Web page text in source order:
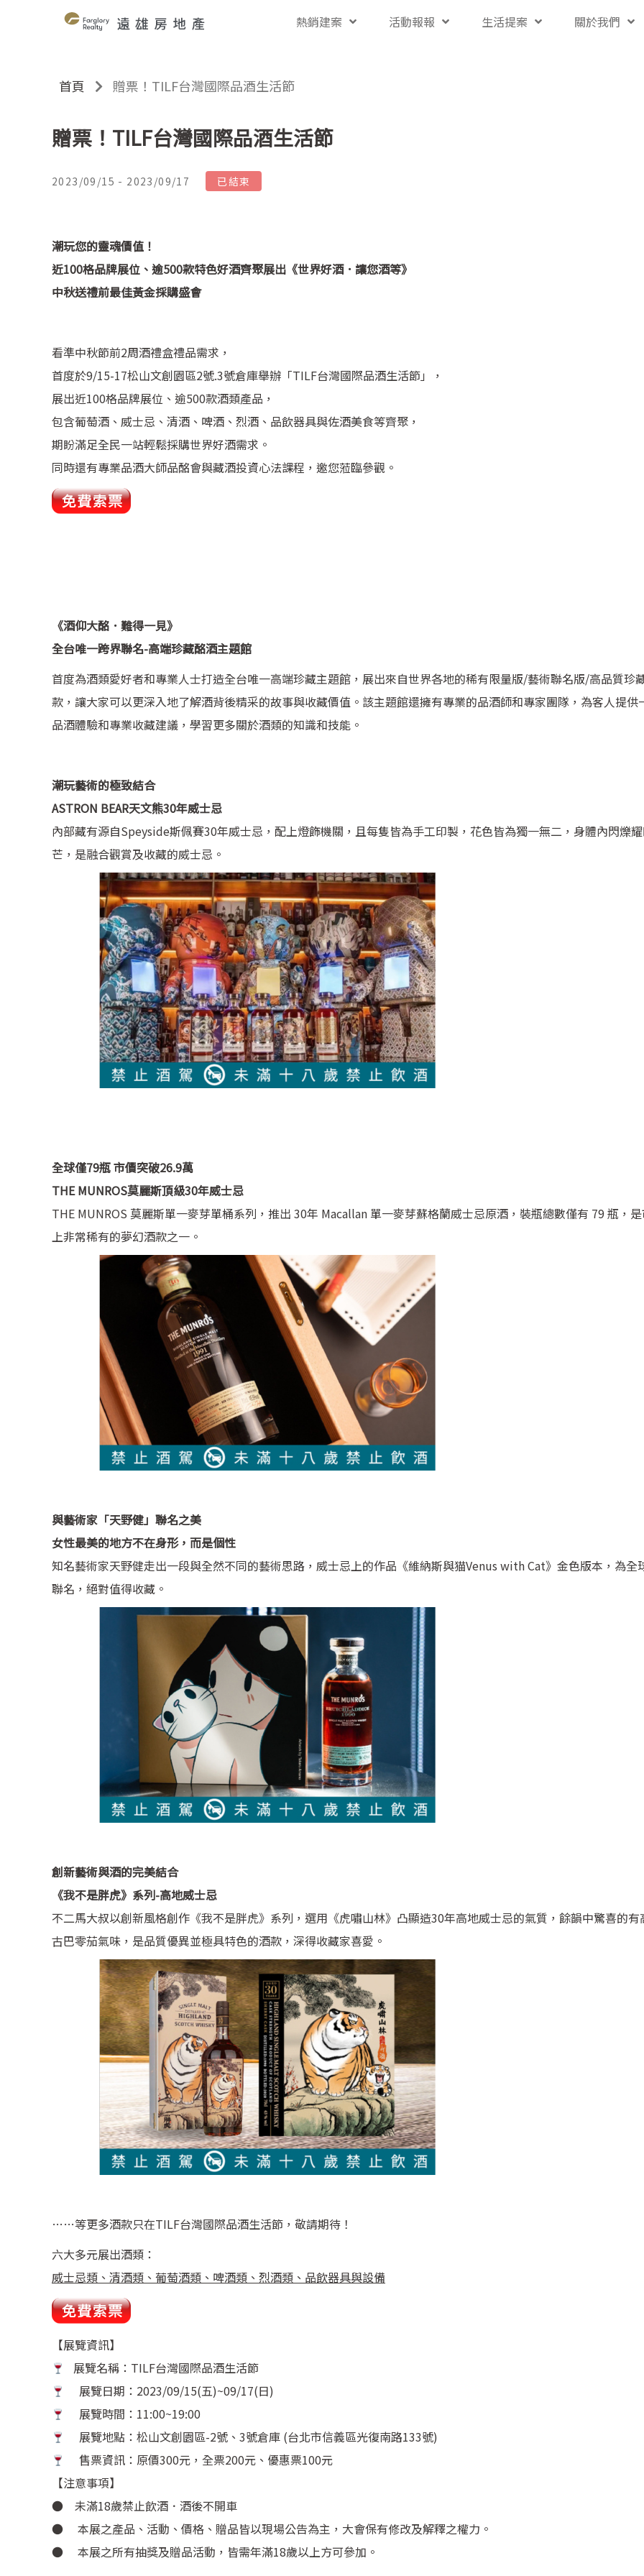
熱銷建案 活動報報 生活提案 關於我們
首頁 贈票！TILF台灣國際品酒生活節
贈票！TILF台灣國際品酒生活節
2023/09/15 - 2023/09/17 已結束
潮玩您的靈魂價值！
近100格品牌展位、逾500款特色好酒齊聚展出《世界好酒．讓您酒等》
中秋送禮前最佳黃金採購盛會
看準中秋節前2周酒禮盒禮品需求，
首度於9/15-17松山文創園區2號.3號倉庫舉辦「TILF台灣國際品酒生活節」，
展出近100格品牌展位、逾500款酒類產品，
包含葡萄酒、威士忌、清酒、啤酒、烈酒、品飲器具與佐酒美食等齊聚，
期盼滿足全民一站輕鬆採購世界好酒需求。
同時還有專業品酒大師品酩會與藏酒投資心法課程，邀您蒞臨參觀。
《酒仰大酩．難得一見》
全台唯一跨界聯名-高端珍藏酩酒主題館
首度為酒類愛好者和專業人士打造全台唯一高端珍藏主題館，展出來自世界各地的稀有限量版/藝術聯名版/高品質珍
款，讓大家可以更深入地了解酒背後精采的故事與收藏價值。該主題館還擁有專業的品酒師和專家團隊，為客人提供
品酒體驗和專業收藏建議，學習更多關於酒類的知識和技能。
潮玩藝術的極致結合
ASTRON BEAR天文熊30年威士忌
內部藏有源自Speyside斯佩賽30年威士忌，配上燈飾機關，且每隻皆為手工印製，花色皆為獨一無二，身體內閃爍
芒，是融合觀賞及收藏的威士忌。
全球僅79瓶 市價突破26.9萬
THE MUNROS莫麗斯頂級30年威士忌
THE MUNROS 莫麗斯單一麥芽單桶系列，推出 30年 Macallan 單一麥芽蘇格蘭威士忌原酒，裝瓶總數僅有 79 瓶，
上非常稀有的夢幻酒款之一。
與藝術家「天野健」聯名之美
女性最美的地方不在身形，而是個性
知名藝術家天野健走出一段與全然不同的藝術思路，威士忌上的作品《維納斯與猫Venus with Cat》金色版本，為全
聯名，絕對值得收藏。
創新藝術與酒的完美結合
《我不是胖虎》系列-高地威士忌
不二馬大叔以創新風格創作《我不是胖虎》系列，選用《虎嘯山林》凸顯造30年高地威士忌的氣質，餘韻中驚喜的有
古巴零茄氣味，是品質優異並極具特色的酒款，深得收藏家喜愛。
……等更多酒款只在TILF台灣國際品酒生活節，敬請期待！
六大多元展出酒類：
威士忌類、清酒類、葡萄酒類、啤酒類、烈酒類、品飲器具與設備
【展覽資訊】
展覽名稱：TILF台灣國際品酒生活節
展覽日期：2023/09/15(五)~09/17(日)
展覽時間：11:00~19:00
展覽地點：松山文創園區-2號、3號倉庫 (台北市信義區光復南路133號)
售票資訊：原價300元，全票200元、優惠票100元
【注意事項】
● 未滿18歲禁止飲酒．酒後不開車
● 本展之產品、活動、價格、贈品皆以現場公告為主，大會保有修改及解釋之權力。
● 本展之所有抽獎及贈品活動，皆需年滿18歲以上方可參加。